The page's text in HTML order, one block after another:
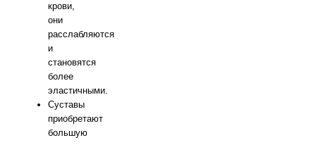
крови,
они
расслабляются
и
становятся
более
эластичными.
Суставы
приобретают
большую